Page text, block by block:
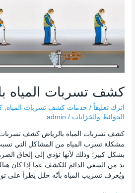
كشف تسربات المياه
اترك تعليقاً / خدمات كشف تسربات المياه,
الحوائط والخزانات /
admin
كشف تسربات المياه بالرياض كشف تسربات
مشكلة تسرب المياه من المشاكل التي
بشكل كبير؛ وذلك لأنها تؤدي إلى إلحاق
بد من السعي الدائم للكشف عما إذا كان
ويُعرف تسريب المياه بأنّه خلل يطرأ على